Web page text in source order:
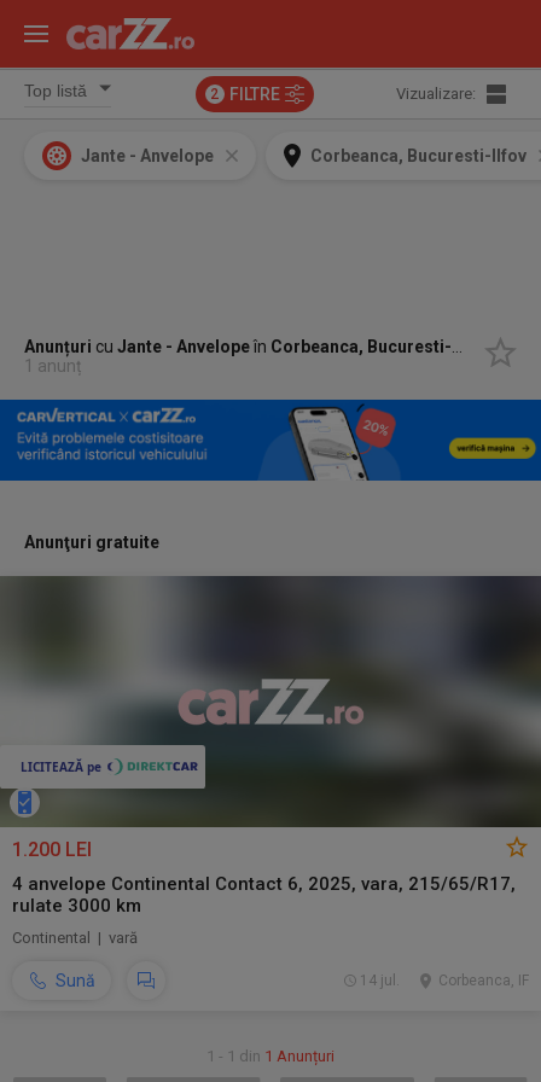
2 FILTRE Vizualizare:
Jante - Anvelope Corbeanca, Bucuresti-Ilfov
Anunțuri cuJante - Anvelopeîn Corbeanca, Bucuresti-Ilfov
1 anunț
Anunţuri gratuite
1.200 LEI
4 anvelope Continental Contact 6, 2025, vara, 215/65/R17,
rulate 3000 km
Continental | vară
Sună Corbeanca, IF
14 jul.
1 - 1 din 1 Anunțuri